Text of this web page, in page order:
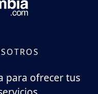
para ofrecer tus